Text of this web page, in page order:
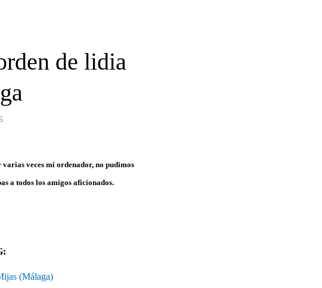
de lidia
veces mi ordenador, no pudimos
a todos los amigos aficionados.
(Málaga)